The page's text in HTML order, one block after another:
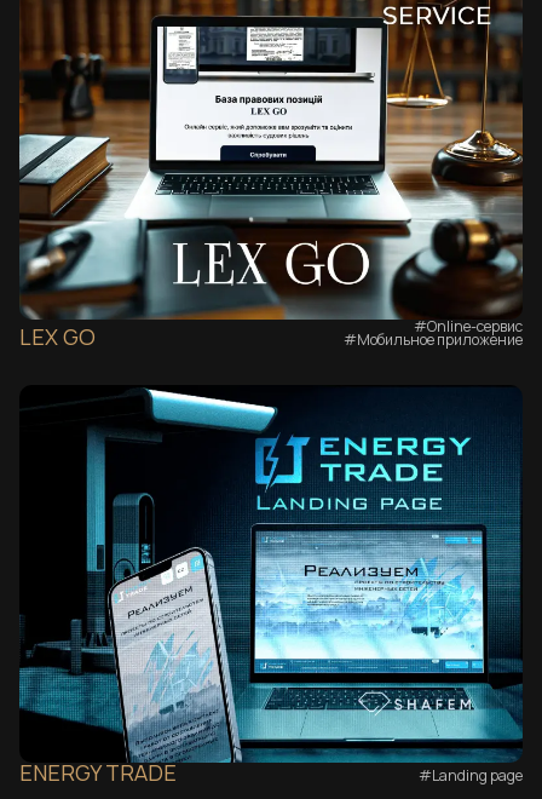
LEX GO #Online-сервис
#Мобильное приложение
ENERGY TRADE #Landing page